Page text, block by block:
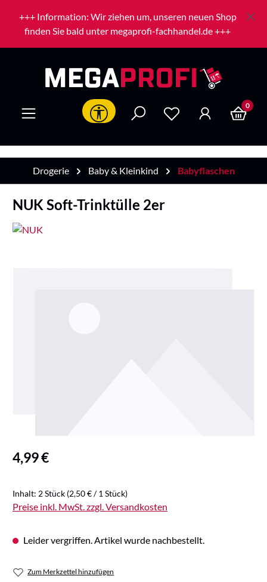
Zum Hauptinhalt springen
+++ Information: Wir ziehen um, unseren neuen Shop
finden Sie bald unter megaprofi-fachhandel.de +++
Werkzeugleiste anzeigen 0
Drogerie Baby & Kleinkind Babyflaschen
NUK Soft-Trinktülle 2er
Regulärer Preis:
4,99 €
Inhalt: 2 Stück (2,50 € / 1 Stück)
Preise inkl. MwSt. zzgl. Versandkosten
Leider vergriffen. Artikel wurde nachbestellt.
Zum Merkzettel hinzufügen